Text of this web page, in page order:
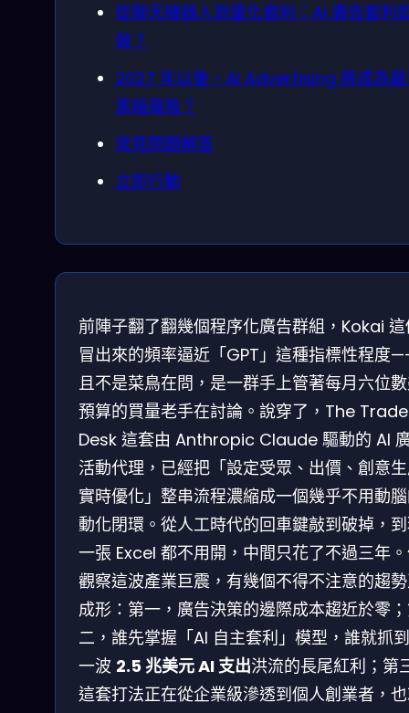
從聊天機器人到量化套利：AI 廣告套利
做？
2027 年以後，AI Advertising 將成為
黑箱風險？
常見問題解答
立即行動
前陣子翻了翻幾個程序化廣告群組，Kokai
冒出來的頻率逼近「GPT」這種指標性程度
且不是菜鳥在問，是一群手上管著每月六位
預算的買量老手在討論。說穿了，The Trade
Desk 這套由 Anthropic Claude 驅動的 AI
活動代理，已經把「設定受眾、出價、創意
實時優化」整串流程濃縮成一個幾乎不用動
動化閉環。從人工時代的回車鍵敲到破掉，
一張 Excel 都不用開，中間只花了不過三年
觀察這波產業巨震，有幾個不得不注意的趨
成形：第一，廣告決策的邊際成本趨近於零
二，誰先掌握「AI 自主套利」模型，誰就抓
一波 2.5 兆美元 AI 支出洪流的長尾紅利；第
這套打法正在從企業級滲透到個人創業者，